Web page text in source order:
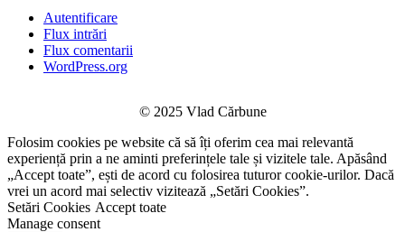
Autentificare
Flux intrări
Flux comentarii
WordPress.org
© 2025 Vlad Cărbune
Folosim cookies pe website că să îți oferim cea mai relevantă
experiență prin a ne aminti preferințele tale și vizitele tale. Apăsând
„Accept toate”, ești de acord cu folosirea tuturor cookie-urilor. Dacă
vrei un acord mai selectiv vizitează „Setări Cookies”.
Setări Cookies Accept toate
Manage consent